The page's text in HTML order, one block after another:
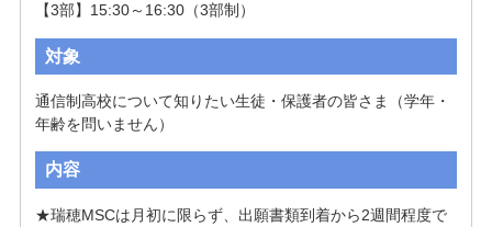
【3部】15:30～16:30（3部制）
対象
通信制高校について知りたい生徒・保護者の皆さま（学年・
年齢を問いません）
内容
★瑞穂MSCは月初に限らず、出願書類到着から2週間程度で